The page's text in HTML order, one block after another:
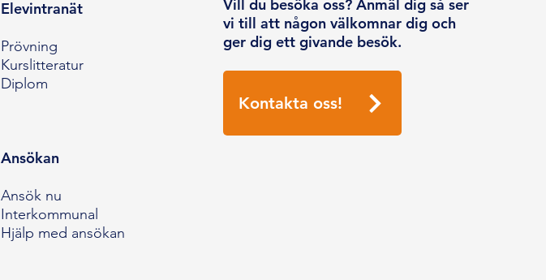
Elevintranät
Prövning
Kurslitteratur
Diplom
Ansökan
Ansök nu
Interkommunal
Hjälp med ansökan
Vill du besöka oss? Anmäl dig så ser
vi till att någon välkomnar dig och
ger dig ett givande besök.
Kontakta oss!